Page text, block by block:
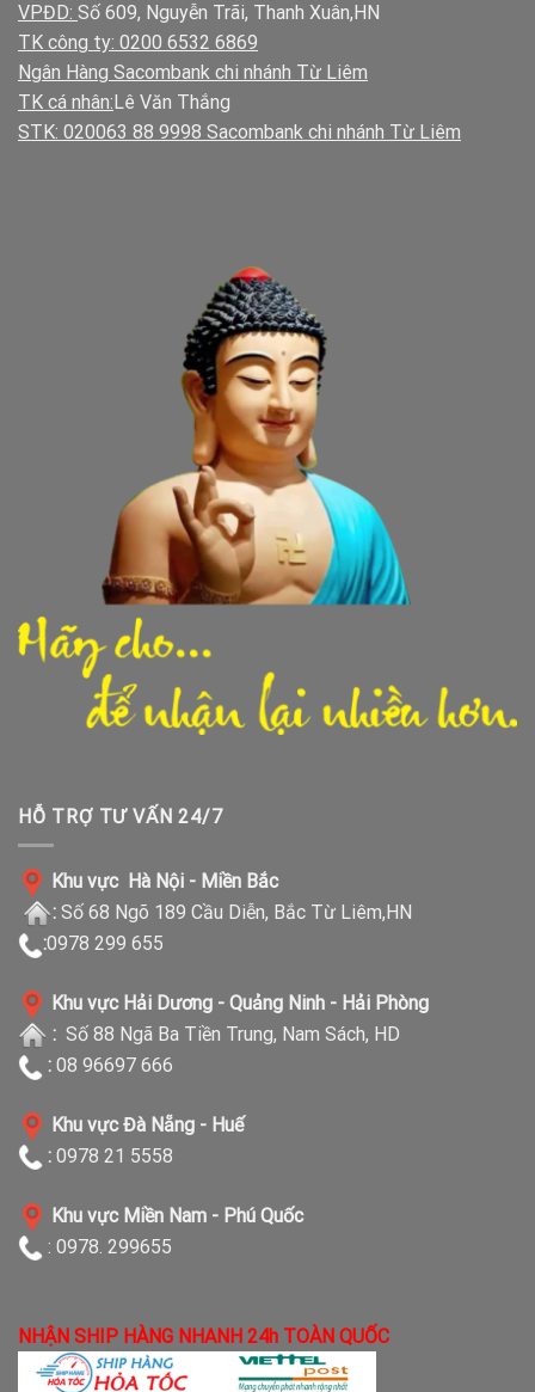
VPĐD: Số 609, Nguyễn Trãi, Thanh Xuân,HN
TK công ty: 0200 6532 6869
Ngân Hàng Sacombank chi nhánh Từ Liêm
TK cá nhân: Lê Văn Thắng
STK: 020063 88 9998 Sacombank chi nhánh Từ Liêm
HỖ TRỢ TƯ VẤN 24/7
Khu vực Hà Nội - Miền Bắc
: Số 68 Ngõ 189 Cầu Diễn, Bắc Từ Liêm,HN
:0978 299 655
Khu vực Hải Dương - Quảng Ninh - Hải Phòng
: Số 88 Ngã Ba Tiền Trung, Nam Sách, HD
: 08 96697 666
Khu vực Đà Nẵng - Huế
: 0978 21 5558
Khu vực Miền Nam - Phú Quốc
: 0978. 299655
NHẬN SHIP HÀNG NHANH 24h TOÀN QUỐC